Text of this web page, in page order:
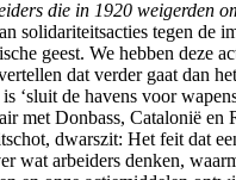
die in 1920 weigerden
solidariteitsacties tegen
geest. We hebben deze
dat verder gaat dan
de havens voor
Donbass, Catalonië
dwarszit: Het feit dat
wat arbeiders denken,